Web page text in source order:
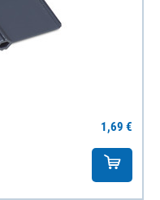
1,69 €